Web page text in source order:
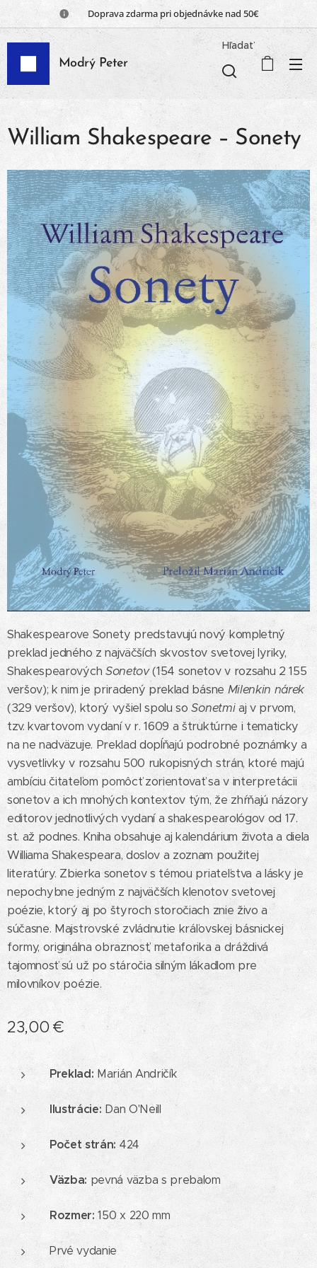
📦 Doprava zdarma pri objednávke nad 50€
Modrý Peter
Hľadať
William Shakespeare – Sonety
Shakespearove Sonety predstavujú nový kompletný
preklad jedného z najväčších skvostov svetovej lyriky,
Shakespearových Sonetov(154 sonetov v rozsahu 2 155
veršov); k nim je priradený preklad básne Milenkin nárek
(329 veršov), ktorý vyšiel spolu soSonetmiaj v prvom,
tzv. kvartovom vydaní v r. 1609 a štruktúrne i tematicky
na ne nadväzuje. Preklad dopĺňajú podrobné poznámky a
vysvetlivky v rozsahu 500 rukopisných strán, ktoré majú
ambíciu čitateľom pomôcť zorientovať sa v interpretácii
sonetov a ich mnohých kontextov tým, že zhŕňajú názory
editorov jednotlivých vydaní a shakespearológov od 17.
st. až podnes. Kniha obsahuje aj kalendárium života a diela
Williama Shakespeara, doslov a zoznam použitej
literatúry. Zbierka sonetov s témou priateľstva a lásky je
nepochybne jedným z najväčších klenotov svetovej
poézie, ktorý aj po štyroch storočiach znie živo a
súčasne. Majstrovské zvládnutie kráľovskej básnickej
formy, originálna obraznosť, metaforika a dráždivá
tajomnosť sú už po stáročia silným lákadlom pre
milovníkov poézie.
23,00€
Preklad: Marián Andričík
Ilustrácie: Dan O'Neill
Počet strán: 424
Väzba: pevná väzba s prebalom
Rozmer:150 x 220 mm
Prvé vydanie